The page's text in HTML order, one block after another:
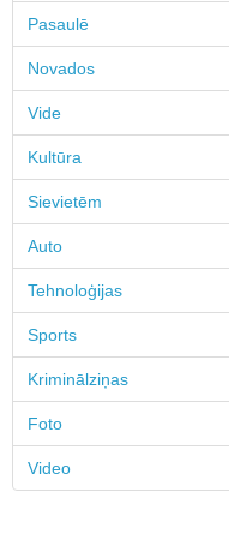
Pasaulē
Novados
Vide
Kultūra
Sievietēm
Auto
Tehnoloģijas
Sports
Kriminālziņas
Foto
Video